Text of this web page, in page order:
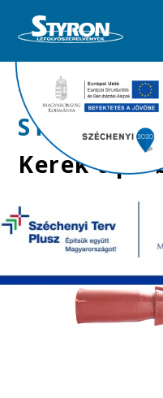
>>Műanyag tiplik
STY-110-20
Kerek tipli